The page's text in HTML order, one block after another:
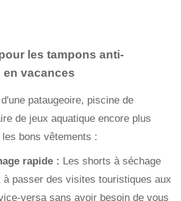
les tampons anti-
vacances
pataugeoire, piscine de
de jeux aquatique encore plus
bons vêtements :
rapide : Les shorts à séchage
à passer des visites touristiques aux
versa sans avoir besoin de vous